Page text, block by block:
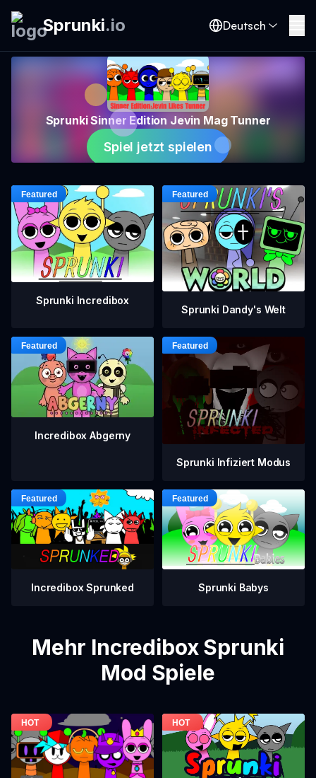
Sprunki.io Deutsch
Sprunki Sinner Edition Jevin Mag Tunner
Spiel jetzt spielen
Sprunki Incredibox
Sprunki Dandy's Welt
Incredibox Abgerny
Sprunki Infiziert Modus
Incredibox Sprunked Sprunki Babys
Mehr Incredibox Sprunki
Mod Spiele